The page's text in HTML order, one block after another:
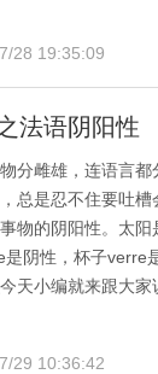
28 19:35:09
法语阴阳性
分雌雄，连语言
总是忍不住要吐
物的阴阳性。太
是阴性，杯子
天小编就来跟大
29 10:36:42